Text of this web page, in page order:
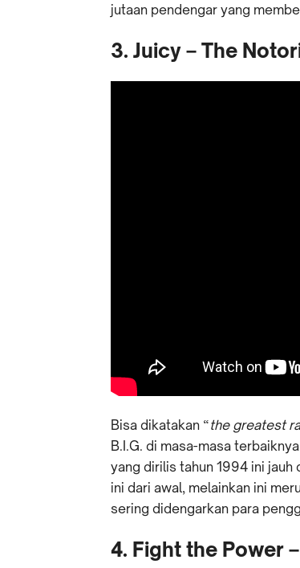
jutaan pendengar yang
3. Juicy – The
Bisa dikatakan “the greatest
B.I.G. di masa-masa
yang dirilis tahun 1994 ini jauh
ini dari awal, melainkan ini
sering didengarkan para
4. Fight the Power